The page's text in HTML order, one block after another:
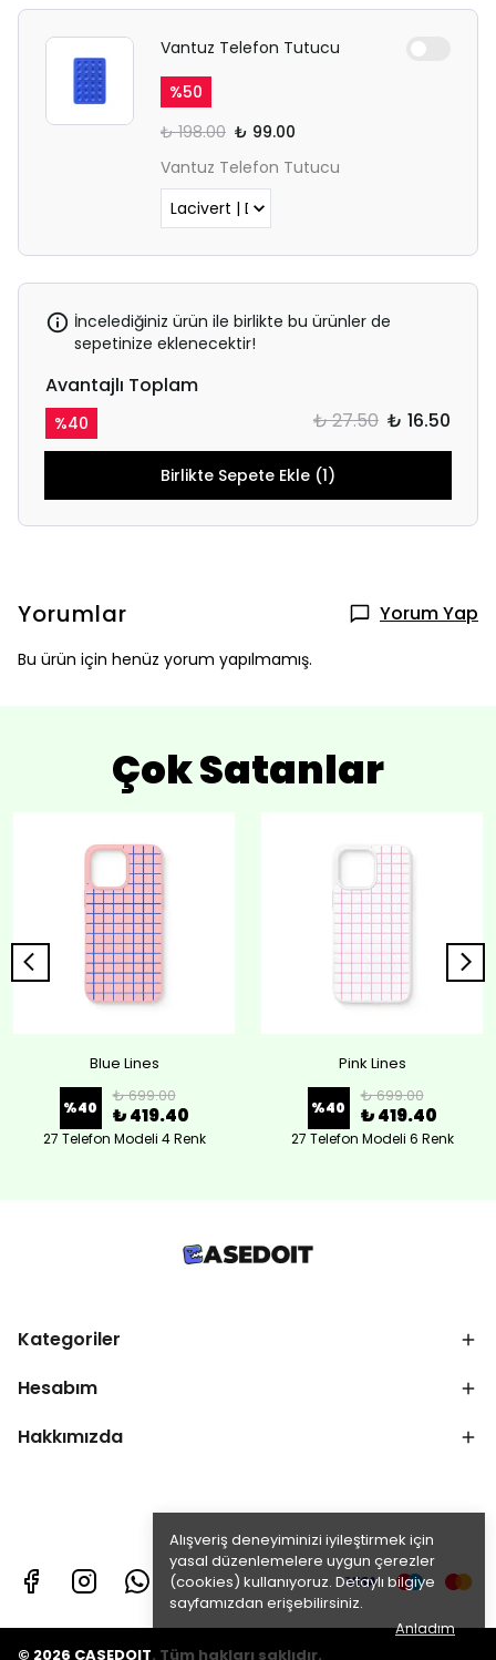
Alışveriş deneyiminizi iyileştirmek için
yasal düzenlemelere uygun çerezler
(cookies) kullanıyoruz. Detaylı bilgiye
sayfamızdan erişebilirsiniz.
Anladım
Vantuz Telefon Tutucu
%50
₺ 198.00 ₺ 99.00
Vantuz Telefon Tutucu
İncelediğiniz ürün ile birlikte bu ürünler de
sepetinize eklenecektir!
Avantajlı Toplam
%40 ₺ 27.50 ₺ 16.50
Birlikte Sepete Ekle (1)
Yorumlar Yorum Yap
Bu ürün için henüz yorum yapılmamış.
Çok Satanlar
Blue Lines
%40
₺ 699.00
₺ 419.40
27 Telefon Modeli 4 Renk
Pink Lines
%40
₺ 699.00
₺ 419.40
27 Telefon Modeli 6 Renk
Kategoriler
Hesabım
Hakkımızda
© 2026 CASEDOIT. Tüm hakları saklıdır.